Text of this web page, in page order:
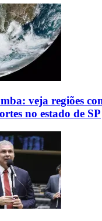
veja regiões
no estado de SP